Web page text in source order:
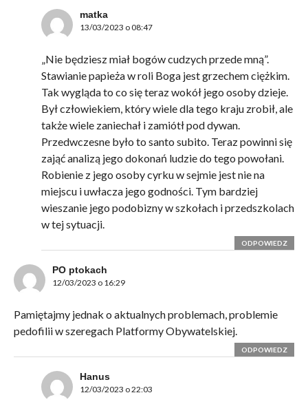
matka
13/03/2023 o 08:47
„Nie będziesz miał bogów cudzych przede mną”.
Stawianie papieża w roli Boga jest grzechem ciężkim.
Tak wygląda to co się teraz wokół jego osoby dzieje.
Był człowiekiem, który wiele dla tego kraju zrobił, ale
także wiele zaniechał i zamiótł pod dywan.
Przedwczesne było to santo subito. Teraz powinni się
zająć analizą jego dokonań ludzie do tego powołani.
Robienie z jego osoby cyrku w sejmie jest nie na
miejscu i uwłacza jego godności. Tym bardziej
wieszanie jego podobizny w szkołach i przedszkolach
w tej sytuacji.
ODPOWIEDZ
PO ptokach
12/03/2023 o 16:29
Pamiętajmy jednak o aktualnych problemach, problemie
pedofilii w szeregach Platformy Obywatelskiej.
ODPOWIEDZ
Hanus
12/03/2023 o 22:03